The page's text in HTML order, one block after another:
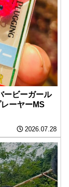
ービーガール
ーヤーMS
2026.07.28